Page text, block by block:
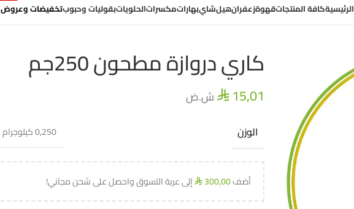
الرئيسيةكافة المنتجاتقهوةزعفرانهيلشايبهاراتمكسراتالحلوياتبقوليات وحبوبتخفيضات وعروض
كاري دروازة مطحون 250جم
⃁15,01 ش.ض
الوزن 0,250 كيلوجرام
أضف ⃁300,00 إلى عربة التسوق واحصل على شحن مجاني!